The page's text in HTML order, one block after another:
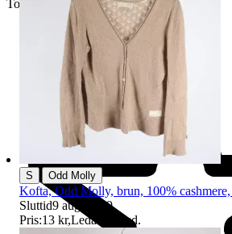
Toppsäljare
S Odd Molly
Kofta, Odd Molly, brun, 100% cashmere,
Sluttid9 aug 20:49.
Pris:13 kr,Ledande bud.